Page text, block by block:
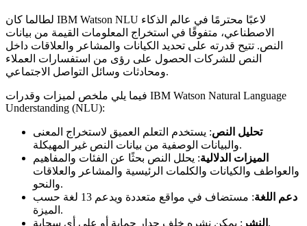
لطالما كان IBM Watson NLU لاعبًا محترمًا في عالم الذكاء
الاصطناعي، متفوقًا في استخراج المعلومات القيمة من بيانات
النص. تتيح قدرته على تحديد الكيانات والمشاعر والعلاقات داخل
النص للشركات الحصول على رؤى من استفسارات العملاء
ومحادثات وسائل التواصل الاجتماعي.
فيما يلي ملخص لميزات وقدرات IBM Watson Natural Language
Understanding (NLU):
تحليل النص: يستخدم التعلم العميق لاستخراج المعنى
والبيانات الوصفية من بيانات النص غير المهيكلة.
الميزات الدلالية: يحلل النص بحثًا عن الفئات والمفاهيم
والعواطف والكيانات والكلمات الرئيسية والمشاعر والعلاقات
والنحو.
دعم اللغة
: مستضاف في مواقع متعددة ويدعم 13 لغة حسب
الميزة.
النشر : يمكن نشره خلف جدار حماية أو على أي سحابة.